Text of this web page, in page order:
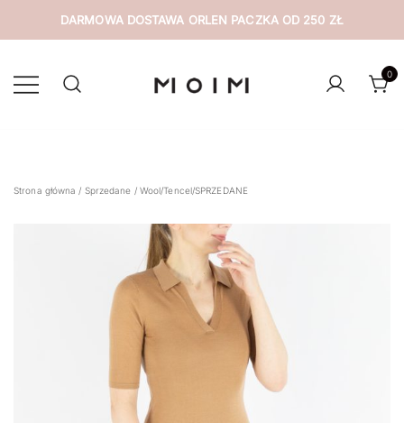
DARMOWA DOSTAWA ORLEN PACZKA OD 250 ZŁ
treści
0
Strona główna / Sprzedane / Wool/Tencel/SPRZEDANE